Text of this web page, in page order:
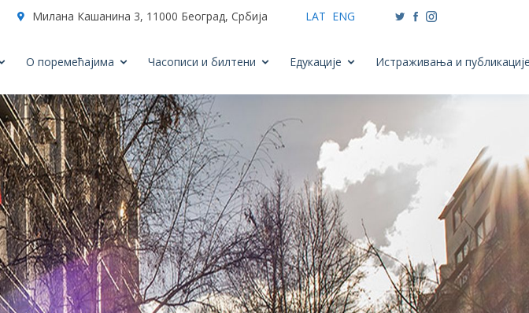
Милана Кашанина 3, 11000 Београд, Србија LAT ENG
О поремећајима Часописи и билтени Едукације Истраживања и
Next